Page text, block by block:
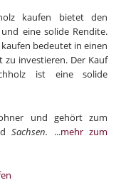
kaufen bietet den
eine solide Rendite.
bedeutet in einen
investieren. Der Kauf
ist eine solide
und gehört zum
Sachsen. ...mehr zum